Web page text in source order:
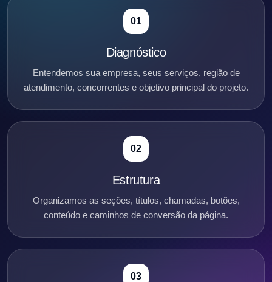
01
Diagnóstico
Entendemos sua empresa, seus serviços, região de
atendimento, concorrentes e objetivo principal do projeto.
02
Estrutura
Organizamos as seções, títulos, chamadas, botões,
conteúdo e caminhos de conversão da página.
03